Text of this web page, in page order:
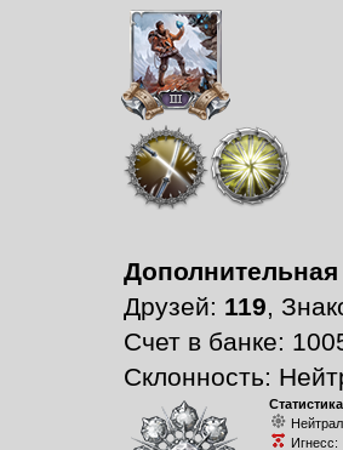
Друзей: 119,
Счет в банке:
Склонность:
Игнесс: